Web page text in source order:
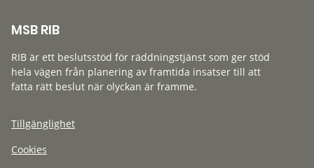
MSB RIB
RIB är ett beslutsstöd för räddningstjänst som ger stöd
hela vägen från planering av framtida insatser till att
fatta rätt beslut när olyckan är framme.
Tillgänglighet
Cookies